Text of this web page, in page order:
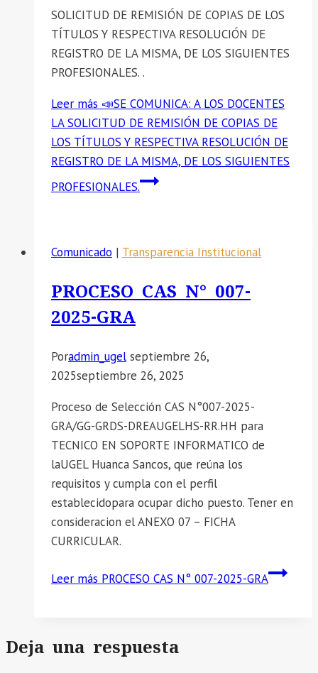
SOLICITUD DE REMISIÓN DE COPIAS DE LOS
TÍTULOS Y RESPECTIVA RESOLUCIÓN DE
REGISTRO DE LA MISMA, DE LOS SIGUIENTES
PROFESIONALES. .
Leer más 📣SE COMUNICA: A LOS DOCENTES
LA SOLICITUD DE REMISIÓN DE COPIAS DE
LOS TÍTULOS Y RESPECTIVA RESOLUCIÓN DE
REGISTRO DE LA MISMA, DE LOS SIGUIENTES
PROFESIONALES.
Comunicado | Transparencia Institucional
PROCESO CAS N° 007-
2025-GRA
Poradmin_ugel septiembre 26,
2025septiembre 26, 2025
Proceso de Selección CAS N°007-2025-
GRA/GG-GRDS-DREAUGELHS-RR.HH para
TECNICO EN SOPORTE INFORMATICO de
laUGEL Huanca Sancos, que reúna los
requisitos y cumpla con el perfil
establecidopara ocupar dicho puesto. Tener en
consideracion el ANEXO 07 – FICHA
CURRICULAR.
Leer más PROCESO CAS N° 007-2025-GRA
Deja una respuesta